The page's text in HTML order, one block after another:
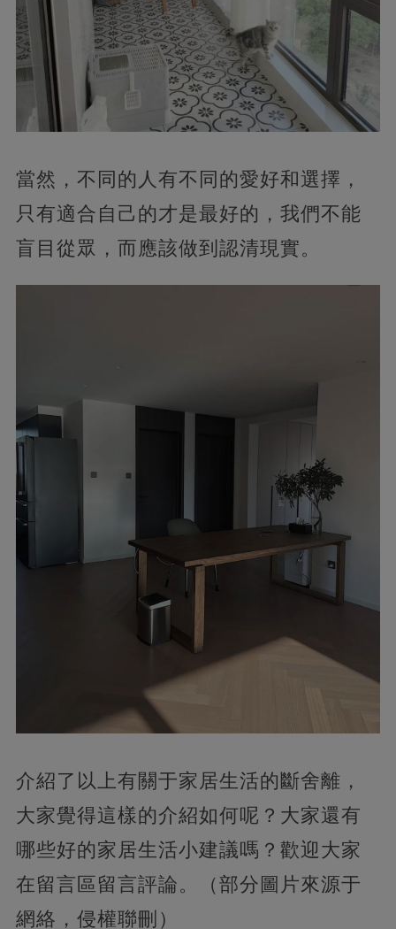
當然，不同的人有不同的愛好和選擇，
只有適合自己的才是最好的，我們不能
盲目從眾，而應該做到認清現實。
介紹了以上有關于家居生活的斷舍離，
大家覺得這樣的介紹如何呢？大家還有
哪些好的家居生活小建議嗎？歡迎大家
在留言區留言評論。（部分圖片來源于
網絡，侵權聯刪）